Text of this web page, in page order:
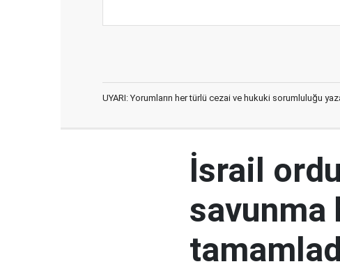
UYARI: Yorumların her türlü cezai ve hukuki sorumluluğu
İsrail
savunma